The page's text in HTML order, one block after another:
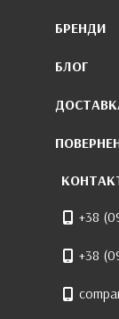
БРЕНДИ
БЛОГ
+38
+38